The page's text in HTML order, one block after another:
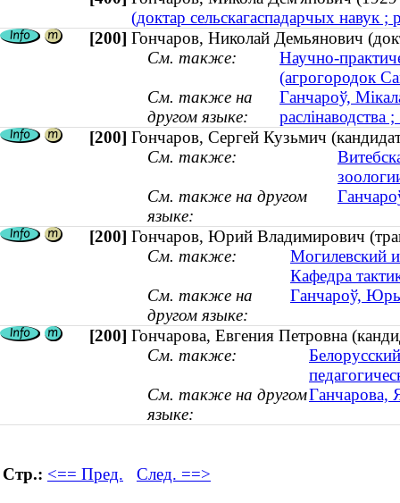
(доктар сельскагаспадарчых навук
[200] Гончаров, Николай Демьянович
См. также:
Научно-
(агрогородок
См. также на
другом языке:
Ганчароў,
[200] Гончаров, Сергей Кузьмич
См. также:
См. также на другом
языке:
[200] Гончаров, Юрий Владимирович
См. также:
Могилевский
Кафедра
См. также на
другом языке:
Ганчароў,
[200] Гончарова, Евгения Петровна
См. также:
См. также на другом
языке:
Ганчарова,
Стр.: <== Пред. След. ==>